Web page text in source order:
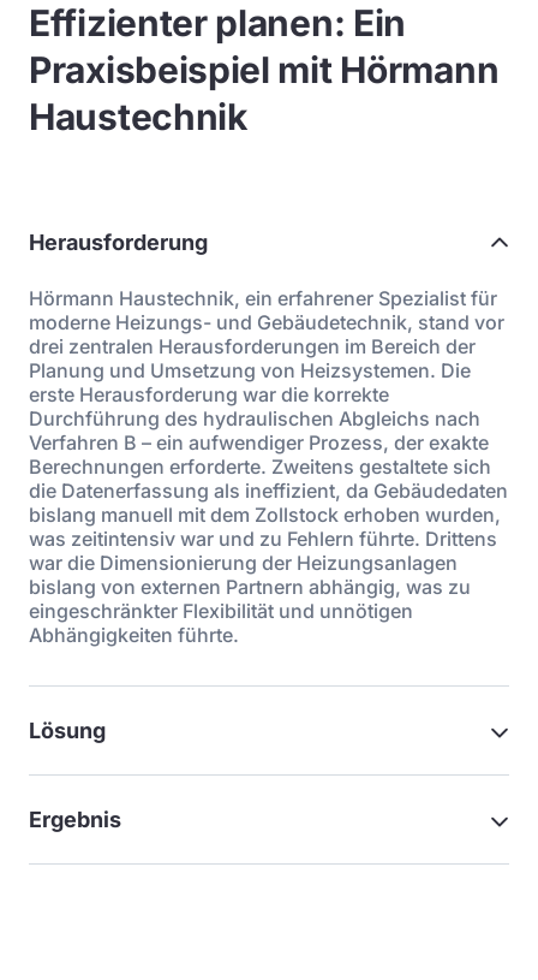
Effizienter planen: Ein
Praxisbeispiel mit Hörmann
Haustechnik
Herausforderung
Hörmann Haustechnik, ein erfahrener Spezialist für
moderne Heizungs- und Gebäudetechnik, stand vor
drei zentralen Herausforderungen im Bereich der
Planung und Umsetzung von Heizsystemen. Die
erste Herausforderung war die korrekte
Durchführung des hydraulischen Abgleichs nach
Verfahren B – ein aufwendiger Prozess, der exakte
Berechnungen erforderte. Zweitens gestaltete sich
die Datenerfassung als ineffizient, da Gebäudedaten
bislang manuell mit dem Zollstock erhoben wurden,
was zeitintensiv war und zu Fehlern führte. Drittens
war die Dimensionierung der Heizungsanlagen
bislang von externen Partnern abhängig, was zu
eingeschränkter Flexibilität und unnötigen
Abhängigkeiten führte.
Lösung
Ergebnis